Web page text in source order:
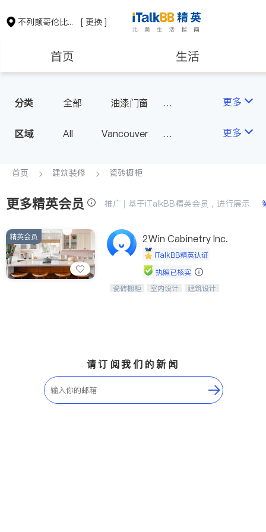
不列颠哥伦比亚省 [ 更换 ]
首页 生活
保险理财
会计师
分类 全部
油漆门窗
地板建材
水电冷暖
更多
区域 All
Vancouver
Surrey
Coquitlam
Port Coquitlam
Victoria
New Westminster
Langley
Port Moody
Maple Ridge
Kelowna
Abbotsford
更多
首页 建筑装修 瓷砖橱柜
更多精英会员 推广 | 基于iTalkBB精英会员，进行展示
精英会员 2Win Cabinetry Inc.
iTalkBB精英认证
执照已核实
中华橱柜石材公司以实惠的价格提供实
瓷砖橱柜 室内设计
建筑设计
请订阅我们的新闻